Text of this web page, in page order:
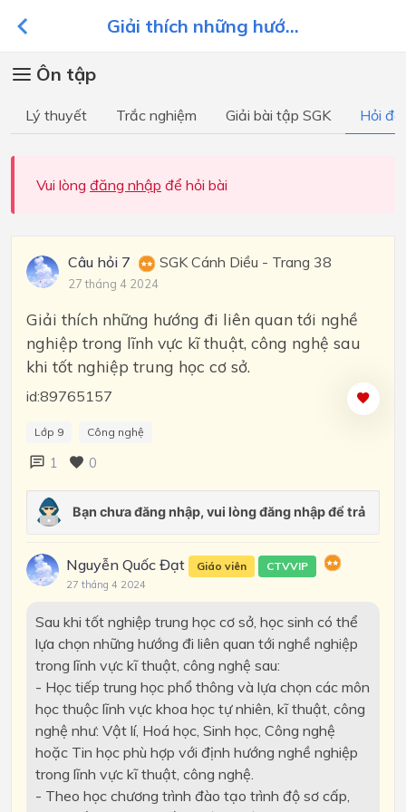
Giải thích những hướ...
Ôn tập
Lý thuyết Trắc nghiệm Giải bài tập SGK Hỏi
Vui lòng đăng nhập để hỏi bài
Câu hỏi 7 SGK Cánh Diều - Trang 38
27 tháng 4 2024
Giải thích những hướng đi liên quan tới nghề
nghiệp trong lĩnh vực kĩ thuật, công nghệ sau
khi tốt nghiệp trung học cơ sở.
id:89765157
Lớp 9 Công nghệ
1 0
Nguyễn Quốc Đạt Giáo viên CTVVIP
27 tháng 4 2024
Sau khi tốt nghiệp trung học cơ sở, học sinh có thể
lựa chọn những hướng đi liên quan tới nghề nghiệp
trong lĩnh vực kĩ thuật, công nghệ sau:
- Học tiếp trung học phổ thông và lựa chọn các môn
học thuộc lĩnh vực khoa học tự nhiên, kĩ thuật, công
nghệ như: Vật lí, Hoá học, Sinh học, Công nghệ
hoặc Tin học phù hợp với định hướng nghề nghiệp
trong lĩnh vực kĩ thuật, công nghệ.
- Theo học chương trình đào tạo trình độ sơ cấp,